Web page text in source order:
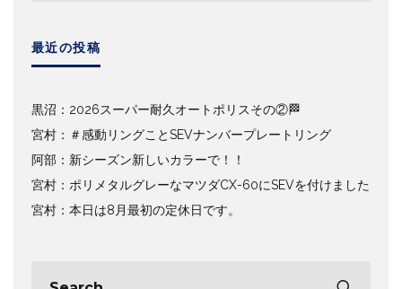
最近の投稿
黒沼：2026スーパー耐久オートポリスその②🏁
宮村：＃感動リングことSEVナンバープレートリング
阿部：新シーズン新しいカラーで！！
宮村：ポリメタルグレーなマツダCX-60にSEVを付けました
宮村：本日は8月最初の定休日です。